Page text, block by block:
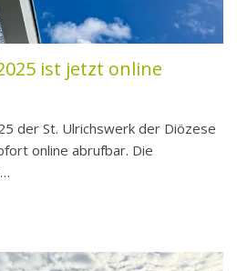
ist jetzt online
der St. Ulrichswerk der Diözese
online abrufbar. Die